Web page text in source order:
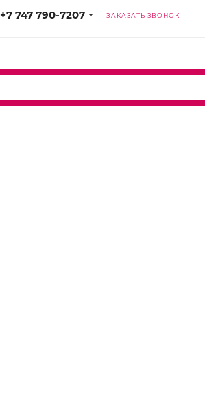
+7 747 790-7207 ЗАКАЗАТЬ ЗВОНОК